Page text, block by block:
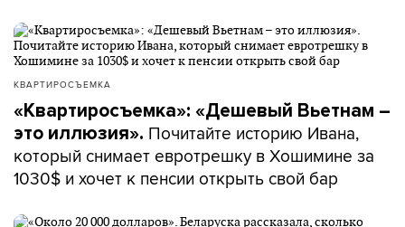
КВАРТИРОСЪЕМКА
«Квартиросъемка»: «Дешевый Вьетнам –
это иллюзия». Почитайте историю Ивана,
который снимает евротрешку в Хошимине за
1030$ и хочет к пенсии открыть свой бар